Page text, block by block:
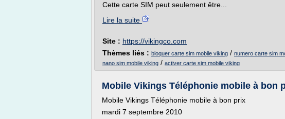
Cette carte SIM peut seulement être...
Lire la suite
Site : https://vikingco.com
Thèmes liés : bloquer carte sim mobile viking / numero carte sim
nano sim mobile viking / activer carte sim mobile viking
Mobile Vikings Téléphonie mobile à bon
Mobile Vikings Téléphonie mobile à bon prix
mardi 7 septembre 2010